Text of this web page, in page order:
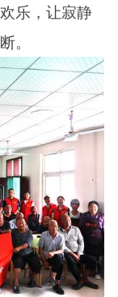
乐，让寂静
。